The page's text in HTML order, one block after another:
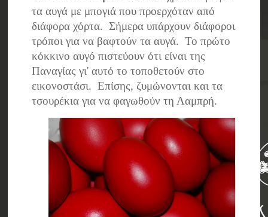
τα αυγά με μπογιά που προερχόταν από
διάφορα χόρτα. Σήμερα υπάρχουν διάφοροι
τρόποι για να βαφτούν τα αυγά. Το πρώτο
κόκκινο αυγό πιστεύουν ότι είναι της
Παναγίας γι' αυτό το τοποθετούν στο
εικονοστάσι. Επίσης, ζυμώνονται και τα
τσουρέκια για να φαγωθούν τη Λαμπρή.